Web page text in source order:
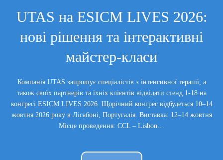
UTAS на ESICM LIVES 2026:
нові рішення та інтерактивні
майстер-класи
Компанія UTAS запрошує спеціалістів з інтенсивної терапії, а
також своїх партнерів та їхніх клієнтів відвідати стенд 1-18 на
конгресі ESICM LIVES 2026. Щорічний конгрес відбудеться 10–14
жовтня 2026 року в Лісабоні, Португалія. Виставка: 12–14 жовтня
Місце проведення: CCL – Lisbon…